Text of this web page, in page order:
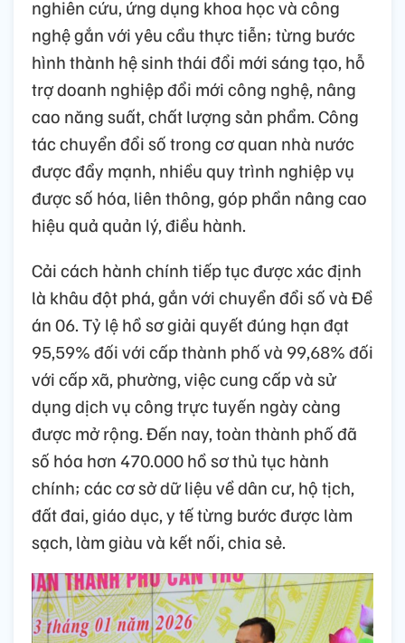
nghiên cứu, ứng dụng khoa học và công
nghệ gắn với yêu cầu thực tiễn; từng bước
hình thành hệ sinh thái đổi mới sáng tạo, hỗ
trợ doanh nghiệp đổi mới công nghệ, nâng
cao năng suất, chất lượng sản phẩm. Công
tác chuyển đổi số trong cơ quan nhà nước
được đẩy mạnh, nhiều quy trình nghiệp vụ
được số hóa, liên thông, góp phần nâng cao
hiệu quả quản lý, điều hành.
Cải cách hành chính tiếp tục được xác định
là khâu đột phá, gắn với chuyển đổi số và Đề
án 06. Tỷ lệ hồ sơ giải quyết đúng hạn đạt
95,59% đối với cấp thành phố và 99,68% đối
với cấp xã, phường, việc cung cấp và sử
dụng dịch vụ công trực tuyến ngày càng
được mở rộng. Đến nay, toàn thành phố đã
số hóa hơn 470.000 hồ sơ thủ tục hành
chính; các cơ sở dữ liệu về dân cư, hộ tịch,
đất đai, giáo dục, y tế từng bước được làm
sạch, làm giàu và kết nối, chia sẻ.